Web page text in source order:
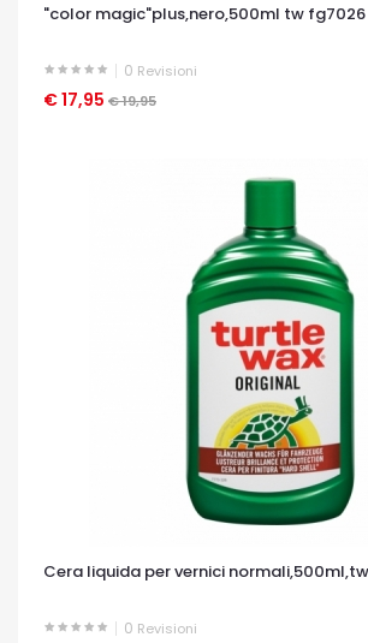
"color magic"plus,nero,500ml tw fg7026
0 Revisioni
€ 17,95 € 19,95
OCCHIATA VELOCE
Cera liquida per vernici
0 Revisioni